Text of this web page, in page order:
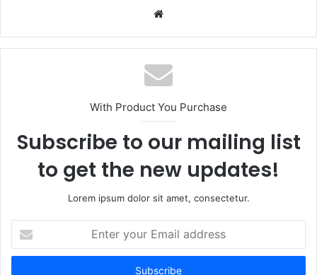
With Product You Purchase
Subscribe to our mailing list
to get the new updates!
Lorem ipsum dolor sit amet, consectetur.
your
Email